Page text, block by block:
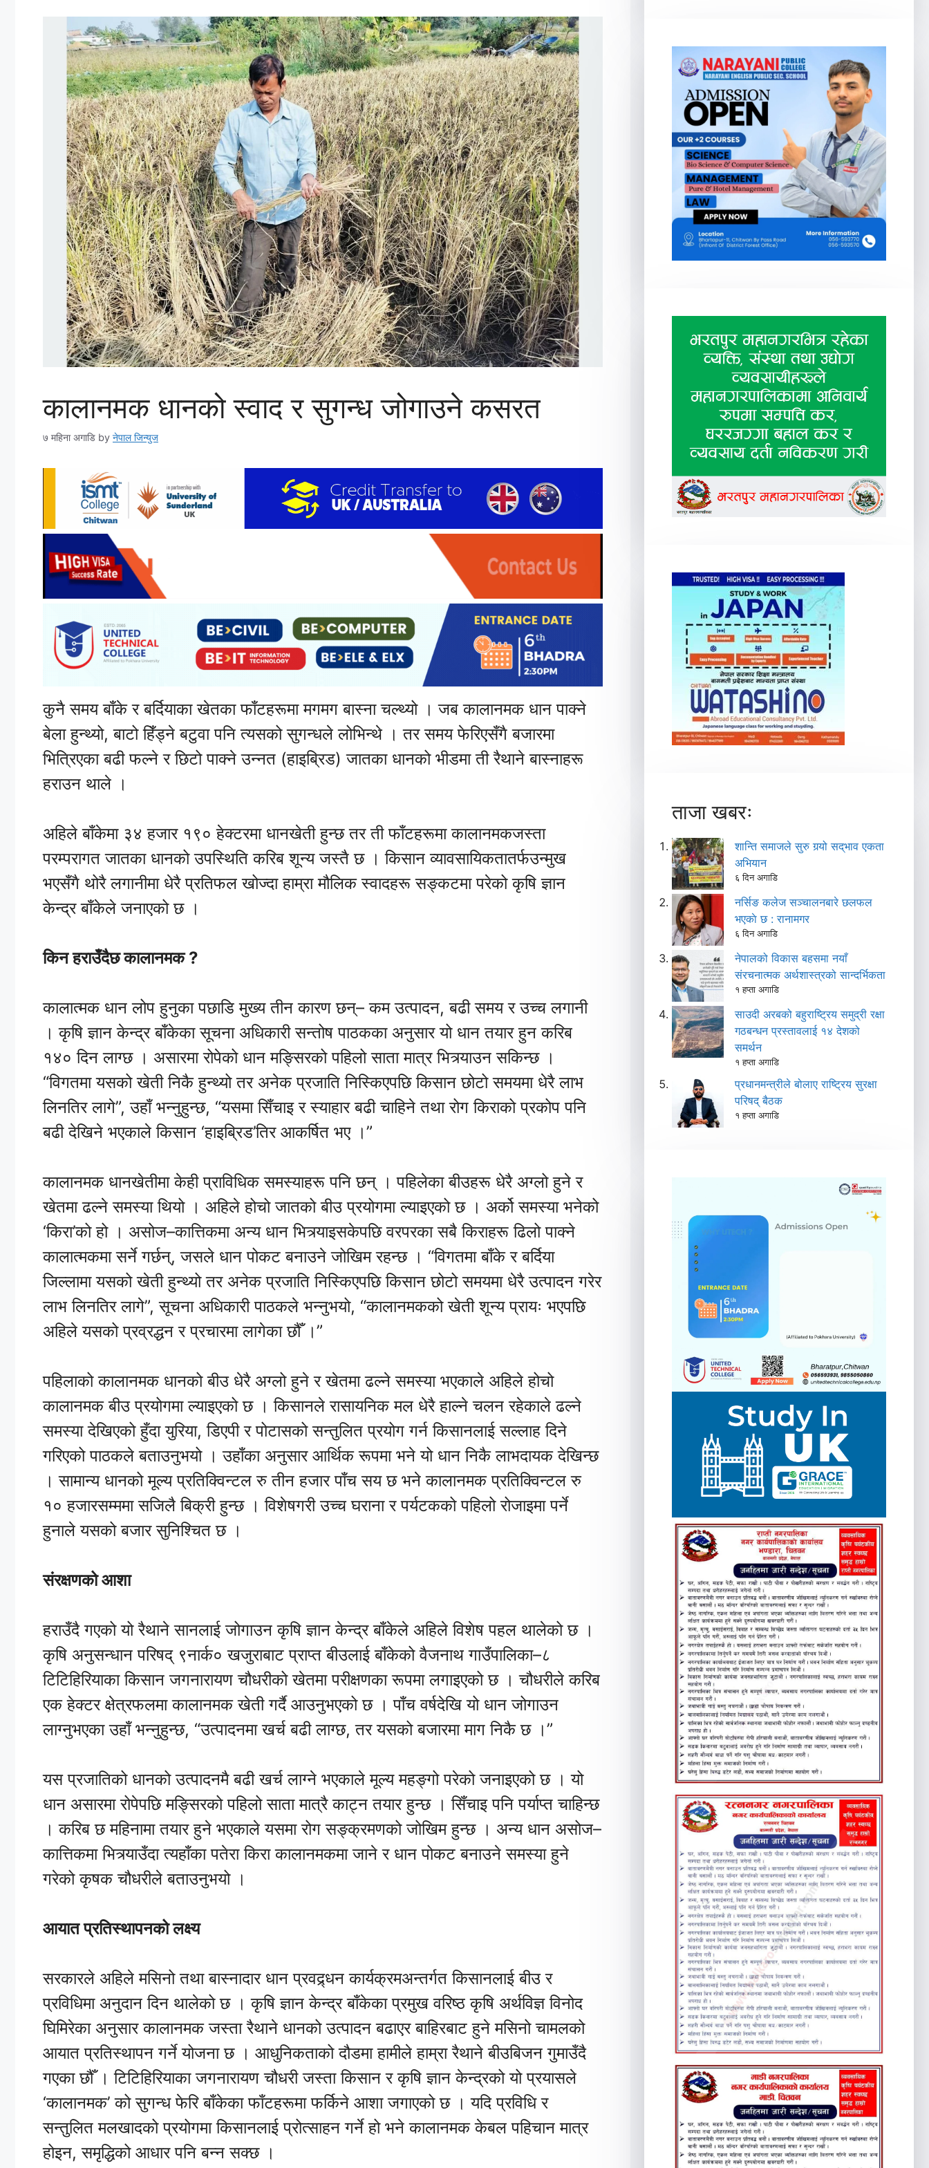
कालानमक धानको स्वाद र सुगन्ध जोगाउने कसरत
७ महिना अगाडि by नेपाल जिन्युज
कुनै समय बाँके र बर्दियाका खेतका फाँटहरूमा मगमग बास्ना चल्थ्यो । जब कालानमक धान पाक्ने
बेला हुन्थ्यो, बाटो हिँड्ने बटुवा पनि त्यसको सुगन्धले लोभिन्थे । तर समय फेरिएसँगै बजारमा
भित्रिएका बढी फल्ने र छिटो पाक्ने उन्नत (हाइब्रिड) जातका धानको भीडमा ती रैथाने बास्नाहरू
हराउन थाले ।
अहिले बाँकेमा ३४ हजार १९० हेक्टरमा धानखेती हुन्छ तर ती फाँटहरूमा कालानमकजस्ता
परम्परागत जातका धानको उपस्थिति करिब शून्य जस्तै छ । किसान व्यावसायिकतातर्फउन्मुख
भएसँगै थोरै लगानीमा धेरै प्रतिफल खोज्दा हाम्रा मौलिक स्वादहरू सङ्कटमा परेको कृषि ज्ञान
केन्द्र बाँकेले जनाएको छ ।
किन हराउँदैछ कालानमक ?
कालात्मक धान लोप हुनुका पछाडि मुख्य तीन कारण छन्– कम उत्पादन, बढी समय र उच्च लगानी
। कृषि ज्ञान केन्द्र बाँकेका सूचना अधिकारी सन्तोष पाठकका अनुसार यो धान तयार हुन करिब
१४० दिन लाग्छ । असारमा रोपेको धान मङ्सिरको पहिलो साता मात्र भित्र्याउन सकिन्छ ।
“विगतमा यसको खेती निकै हुन्थ्यो तर अनेक प्रजाति निस्किएपछि किसान छोटो समयमा धेरै लाभ
लिनतिर लागे”, उहाँ भन्नुहुन्छ, “यसमा सिँचाइ र स्याहार बढी चाहिने तथा रोग किराको प्रकोप पनि
बढी देखिने भएकाले किसान ‘हाइब्रिड’तिर आकर्षित भए ।”
कालानमक धानखेतीमा केही प्राविधिक समस्याहरू पनि छन् । पहिलेका बीउहरू धेरै अग्लो हुने र
खेतमा ढल्ने समस्या थियो । अहिले होचो जातको बीउ प्रयोगमा ल्याइएको छ । अर्को समस्या भनेको
‘किरा’को हो । असोज–कात्तिकमा अन्य धान भित्र्याइसकेपछि वरपरका सबै किराहरू ढिलो पाक्ने
कालात्मकमा सर्ने गर्छन्, जसले धान पोकट बनाउने जोखिम रहन्छ । “विगतमा बाँके र बर्दिया
जिल्लामा यसको खेती हुन्थ्यो तर अनेक प्रजाति निस्किएपछि किसान छोटो समयमा धेरै उत्पादन गरेर
लाभ लिनतिर लागे”, सूचना अधिकारी पाठकले भन्नुभयो, “कालानमकको खेती शून्य प्रायः भएपछि
अहिले यसको प्रव्रद्धन र प्रचारमा लागेका छौँ ।”
पहिलाको कालानमक धानको बीउ धेरै अग्लो हुने र खेतमा ढल्ने समस्या भएकाले अहिले होचो
कालानमक बीउ प्रयोगमा ल्याइएको छ । किसानले रासायनिक मल धेरै हाल्ने चलन रहेकाले ढल्ने
समस्या देखिएको हुँदा युरिया, डिएपी र पोटासको सन्तुलित प्रयोग गर्न किसानलाई सल्लाह दिने
गरिएको पाठकले बताउनुभयो । उहाँका अनुसार आर्थिक रूपमा भने यो धान निकै लाभदायक देखिन्छ
। सामान्य धानको मूल्य प्रतिक्विन्टल रु तीन हजार पाँच सय छ भने कालानमक प्रतिक्विन्टल रु
१० हजारसम्ममा सजिलै बिक्री हुन्छ । विशेषगरी उच्च घराना र पर्यटकको पहिलो रोजाइमा पर्ने
हुनाले यसको बजार सुनिश्चित छ ।
संरक्षणको आशा
हराउँदै गएको यो रैथाने सानलाई जोगाउन कृषि ज्ञान केन्द्र बाँकेले अहिले विशेष पहल थालेको छ ।
कृषि अनुसन्धान परिषद् ९नार्क० खजुराबाट प्राप्त बीउलाई बाँकेको वैजनाथ गाउँपालिका–८
टिटिहिरियाका किसान जगनारायण चौधरीको खेतमा परीक्षणका रूपमा लगाइएको छ । चौधरीले करिब
एक हेक्टर क्षेत्रफलमा कालानमक खेती गर्दै आउनुभएको छ । पाँच वर्षदेखि यो धान जोगाउन
लाग्नुभएका उहाँ भन्नुहुन्छ, “उत्पादनमा खर्च बढी लाग्छ, तर यसको बजारमा माग निकै छ ।”
यस प्रजातिको धानको उत्पादनमै बढी खर्च लाग्ने भएकाले मूल्य महङ्गो परेको जनाइएको छ । यो
धान असारमा रोपेपछि मङ्सिरको पहिलो साता मात्रै काट्न तयार हुन्छ । सिँचाइ पनि पर्याप्त चाहिन्छ
। करिब छ महिनामा तयार हुने भएकाले यसमा रोग सङ्क्रमणको जोखिम हुन्छ । अन्य धान असोज–
कात्तिकमा भित्र्याउँदा त्यहाँका पतेरा किरा कालानमकमा जाने र धान पोकट बनाउने समस्या हुने
गरेको कृषक चौधरीले बताउनुभयो ।
आयात प्रतिस्थापनको लक्ष्य
सरकारले अहिले मसिनो तथा बास्नादार धान प्रवद्र्धन कार्यक्रमअन्तर्गत किसानलाई बीउ र
प्रविधिमा अनुदान दिन थालेको छ । कृषि ज्ञान केन्द्र बाँकेका प्रमुख वरिष्ठ कृषि अर्थविज्ञ विनोद
घिमिरेका अनुसार कालानमक जस्ता रैथाने धानको उत्पादन बढाएर बाहिरबाट हुने मसिनो चामलको
आयात प्रतिस्थापन गर्ने योजना छ । आधुनिकताको दौडमा हामीले हाम्रा रैथाने बीउबिजन गुमाउँदै
गएका छौँ । टिटिहिरियाका जगनारायण चौधरी जस्ता किसान र कृषि ज्ञान केन्द्रको यो प्रयासले
‘कालानमक’ को सुगन्ध फेरि बाँकेका फाँटहरूमा फर्किने आशा जगाएको छ । यदि प्रविधि र
सन्तुलित मलखादको प्रयोगमा किसानलाई प्रोत्साहन गर्ने हो भने कालानमक केबल पहिचान मात्र
होइन, समृद्धिको आधार पनि बन्न सक्छ ।
ताजा खबरः
शान्ति समाजले सुरु गर्‍यो सद्‌भाव एकता
अभियान
६ दिन अगाडि
नर्सिङ कलेज सञ्चालनबारे छलफल
भएकाे छ : रानामगर
६ दिन अगाडि
नेपालको विकास बहसमा नयाँ
संरचनात्मक अर्थशास्त्रको सान्दर्भिकता
१ हप्ता अगाडि
साउदी अरबको बहुराष्ट्रिय समुद्री रक्षा
गठबन्धन प्रस्तावलाई १४ देशको
समर्थन
१ हप्ता अगाडि
प्रधानमन्त्रीले बोलाए राष्ट्रिय सुरक्षा
परिषद् बैठक
१ हप्ता अगाडि